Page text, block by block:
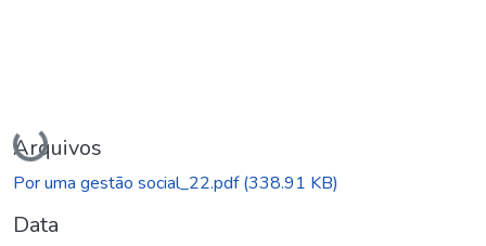
Carregando...
Arquivos
Por uma gestão social_22.pdf(338.91 KB)
Data